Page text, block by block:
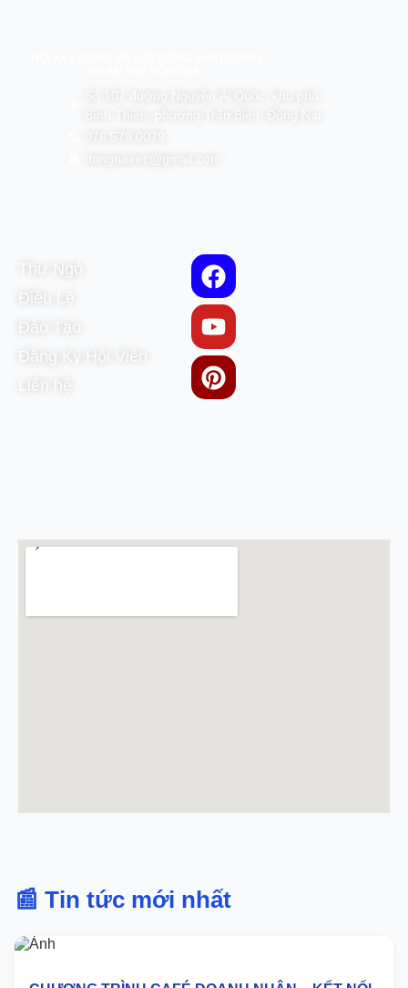
Số 107 đường Nguyễn Ái Quốc, khu phố
Bình Thiền, phường Trấn Biên, Đồng Nai
Thư Ngỏ
Điều Lệ
Đào Tạo
Đăng Ký Hội Viên
Liên hệ
📰 Tin tức mới nhất